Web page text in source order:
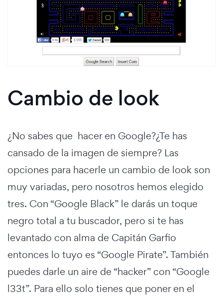
Cambio de look
¿No sabes que hacer en Google?¿Te has
cansado de la imagen de siempre? Las
opciones para hacerle un cambio de look son
muy variadas, pero nosotros hemos elegido
tres. Con “Google Black” le darás un toque
negro total a tu buscador, pero si te has
levantado con alma de Capitán Garfio
entonces lo tuyo es “Google Pirate”. También
puedes darle un aire de “hacker” con “Google
l33t”. Para ello solo tienes que poner en el